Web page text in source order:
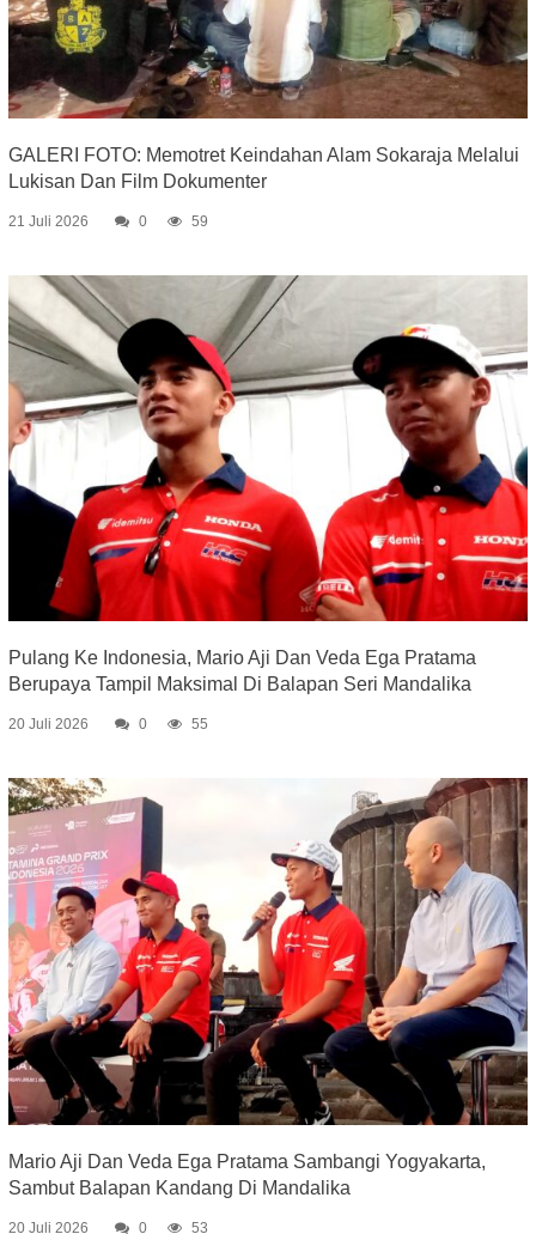
GALERI FOTO: Memotret Keindahan Alam Sokaraja Melalui
Lukisan Dan Film Dokumenter
21 Juli 2026 0 59
Pulang Ke Indonesia, Mario Aji Dan Veda Ega Pratama
Berupaya Tampil Maksimal Di Balapan Seri Mandalika
20 Juli 2026 0 55
Mario Aji Dan Veda Ega Pratama Sambangi Yogyakarta,
Sambut Balapan Kandang Di Mandalika
20 Juli 2026 0 53